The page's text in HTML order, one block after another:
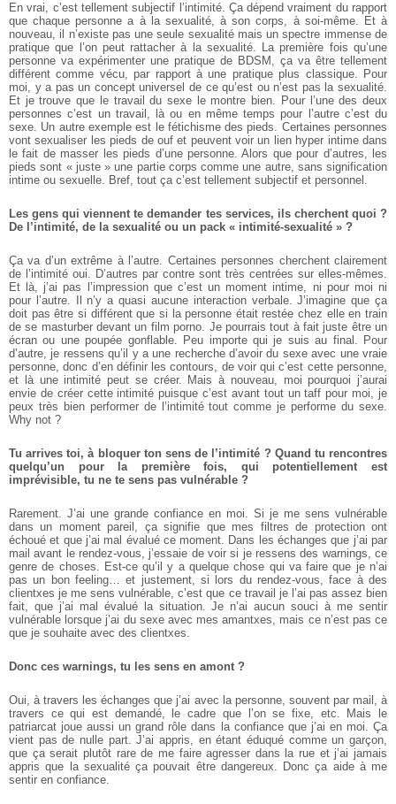
En vrai, c’est tellement subjectif l’intimité. Ça dépend vraiment du rapport
que chaque personne a à la sexualité, à son corps, à soi-même. Et à
nouveau, il n’existe pas une seule sexualité mais un spectre immense de
pratique que l’on peut rattacher à la sexualité. La première fois qu’une
personne va expérimenter une pratique de BDSM, ça va être tellement
différent comme vécu, par rapport à une pratique plus classique. Pour
moi, y a pas un concept universel de ce qu’est ou n’est pas la sexualité.
Et je trouve que le travail du sexe le montre bien. Pour l’une des deux
personnes c’est un travail, là ou en même temps pour l’autre c’est du
sexe. Un autre exemple est le fétichisme des pieds. Certaines personnes
vont sexualiser les pieds de ouf et peuvent voir un lien hyper intime dans
le fait de masser les pieds d’une personne. Alors que pour d’autres, les
pieds sont « juste » une partie corps comme une autre, sans signification
intime ou sexuelle. Bref, tout ça c’est tellement subjectif et personnel.
Les gens qui viennent te demander tes services, ils cherchent quoi ?
De l’intimité, de la sexualité ou un pack « intimité-sexualité » ?
Ça va d’un extrême à l’autre. Certaines personnes cherchent clairement
de l’intimité oui. D’autres par contre sont très centrées sur elles-mêmes.
Et là, j’ai pas l’impression que c’est un moment intime, ni pour moi ni
pour l’autre. Il n’y a quasi aucune interaction verbale. J’imagine que ça
doit pas être si différent que si la personne était restée chez elle en train
de se masturber devant un film porno. Je pourrais tout à fait juste être un
écran ou une poupée gonflable. Peu importe qui je suis au final. Pour
d’autre, je ressens qu’il y a une recherche d’avoir du sexe avec une vraie
personne, donc d’en définir les contours, de voir qui c’est cette personne,
et là une intimité peut se créer. Mais à nouveau, moi pourquoi j’aurai
envie de créer cette intimité puisque c’est avant tout un taff pour moi, je
peux très bien performer de l’intimité tout comme je performe du sexe.
Why not ?
Tu arrives toi, à bloquer ton sens de l’intimité ? Quand tu rencontres
quelqu’un pour la première fois, qui potentiellement est
imprévisible, tu ne te sens pas vulnérable ?
Rarement. J’ai une grande confiance en moi. Si je me sens vulnérable
dans un moment pareil, ça signifie que mes filtres de protection ont
échoué et que j’ai mal évalué ce moment. Dans les échanges que j’ai par
mail avant le rendez-vous, j’essaie de voir si je ressens des warnings, ce
genre de choses. Est-ce qu’il y a quelque chose qui va faire que je n’ai
pas un bon feeling… et justement, si lors du rendez-vous, face à des
clientxes je me sens vulnérable, c’est que ce travail je l’ai pas assez bien
fait, que j’ai mal évalué la situation. Je n’ai aucun souci à me sentir
vulnérable lorsque j’ai du sexe avec mes amantxes, mais ce n’est pas ce
que je souhaite avec des clientxes.
Donc ces warnings, tu les sens en amont ?
Oui, à travers les échanges que j’ai avec la personne, souvent par mail, à
travers ce qui est demandé, le cadre que l’on se fixe, etc. Mais le
patriarcat joue aussi un grand rôle dans la confiance que j’ai en moi. Ça
vient pas de nulle part. J’ai appris, en étant éduqué comme un garçon,
que ça serait plutôt rare de me faire agresser dans la rue et j’ai jamais
appris que la sexualité ça pouvait être dangereux. Donc ça aide à me
sentir en confiance.